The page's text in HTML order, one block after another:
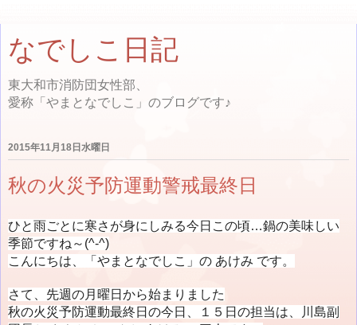
なでしこ日記
東大和市消防団女性部、
愛称「やまとなでしこ」のブログです♪
2015年11月18日水曜日
秋の火災予防運動警戒最終日
ひと雨ごとに寒さが身にしみる今日この頃…鍋の美味しい
季節ですね～(^-^)
こんにちは、「やまとなでしこ」の あけみ です。
さて、先週の月曜日から始まりました
秋の火災予防運動最終日の今日、１５日の担当は、川島副